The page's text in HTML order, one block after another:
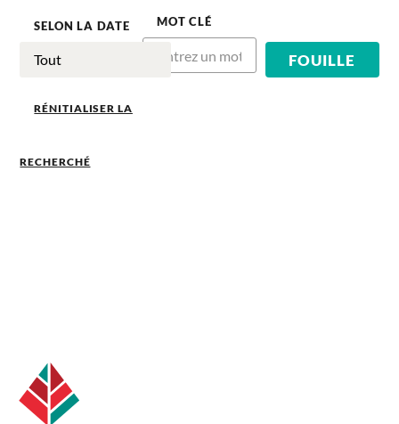
SELON LA DATE MOT CLÉ
RÉNITIALISER LA
RECHERCHÉ